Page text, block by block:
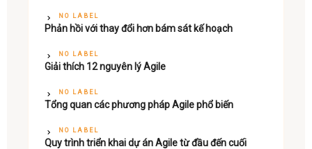
NO LABEL
Phản hồi với thay đổi hơn bám sát kế hoạch
NO LABEL
Giải thích 12 nguyên lý Agile
NO LABEL
Tổng quan các phương pháp Agile phổ biến
NO LABEL
Quy trình triển khai dự án Agile từ đầu đến cuối